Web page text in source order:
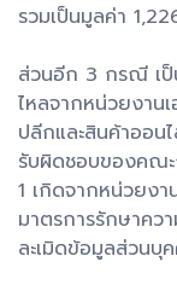
รวมเป็นมูลค่า
ส่วนอีก 3 กรณี เป็
ไหลจากหน่วยงาน
ปลีกและสินค้าออน
รับผิดชอบของคณ
1 เกิดจากหน่วยง
มาตรการรักษาคว
ละเมิดข้อมูลส่วน